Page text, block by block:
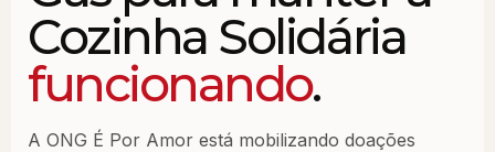
Cozinha Solidária
funcionando.
A ONG É Por Amor está mobilizando doações